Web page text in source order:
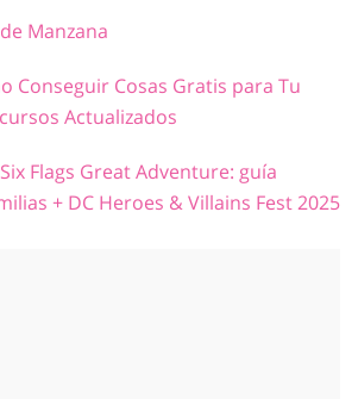
Manzana
Conseguir Cosas Gratis para Tu
Actualizados
Six Flags Great Adventure: guía
+ DC Heroes & Villains Fest 2025